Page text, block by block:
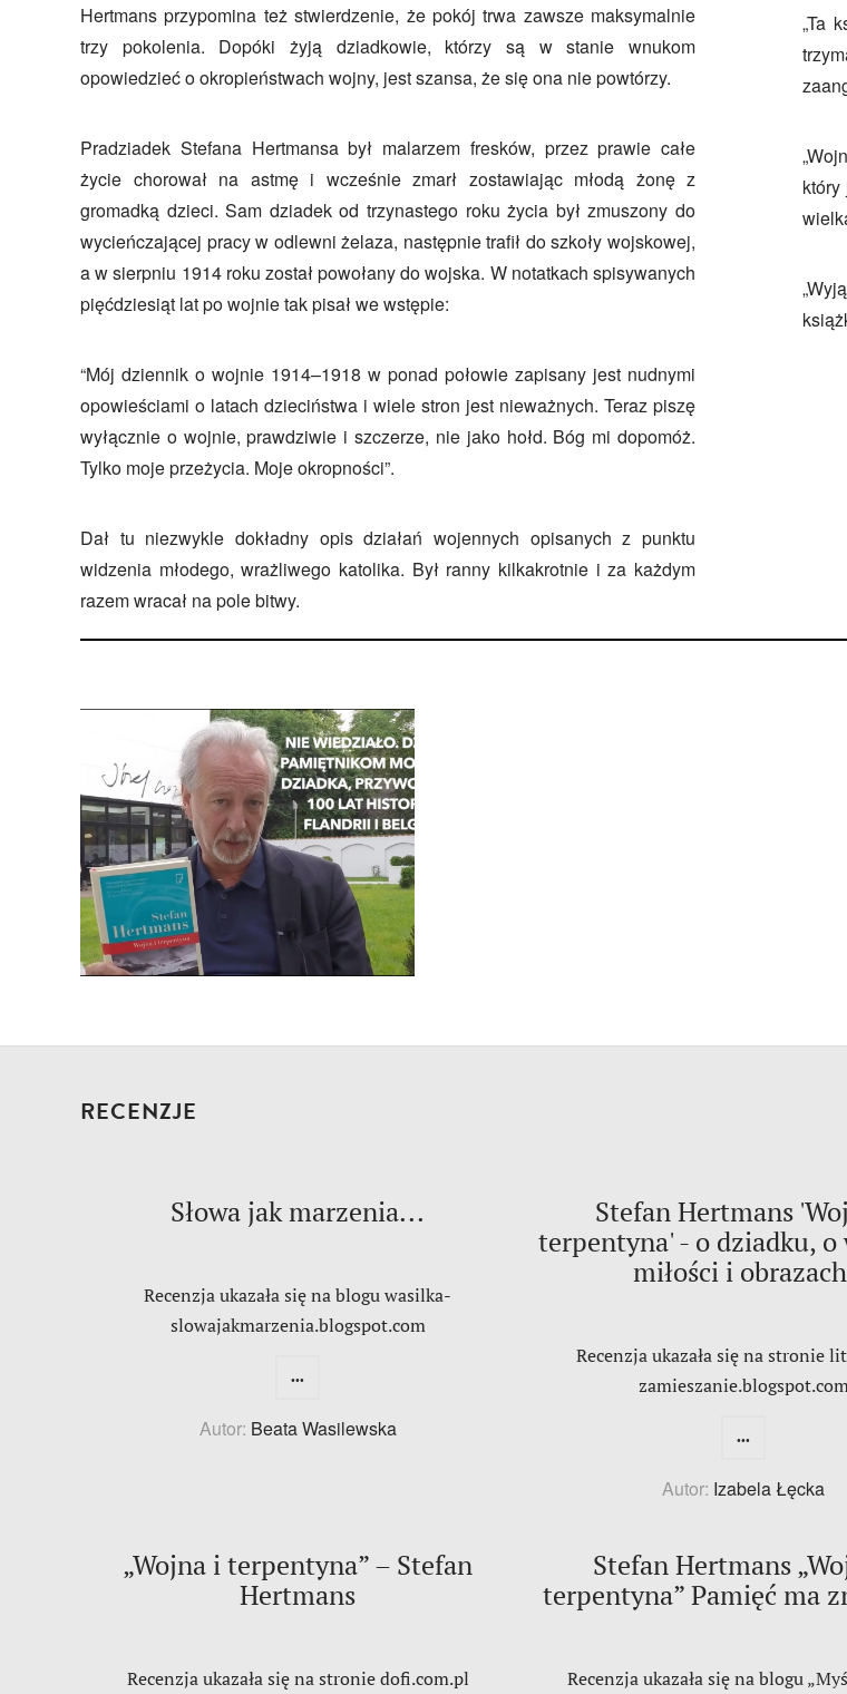
Hertmans przypomina też stwierdzenie, że pokój trwa zawsze maksymalnie
trzy pokolenia. Dopóki żyją dziadkowie, którzy są w stanie wnukom
opowiedzieć o okropieństwach wojny, jest szansa, że się ona nie powtórzy.
Pradziadek Stefana Hertmansa był malarzem fresków, przez prawie całe
życie chorował na astmę i wcześnie zmarł zostawiając młodą żonę z
gromadką dzieci. Sam dziadek od trzynastego roku życia był zmuszony do
wycieńczającej pracy w odlewni żelaza, następnie trafił do szkoły wojskowej,
a w sierpniu 1914 roku został powołany do wojska. W notatkach spisywanych
pięćdziesiąt lat po wojnie tak pisał we wstępie:
“Mój dziennik o wojnie 1914–1918 w ponad połowie zapisany jest nudnymi
opowieściami o latach dzieciństwa i wiele stron jest nieważnych. Teraz piszę
wyłącznie o wojnie, prawdziwie i szczerze, nie jako hołd. Bóg mi dopomóż.
Tylko moje przeżycia. Moje okropności”.
Dał tu niezwykle dokładny opis działań wojennych opisanych z punktu
widzenia młodego, wrażliwego katolika. Był ranny kilkakrotnie i za każdym
razem wracał na pole bitwy.
„Ta
RECENZJE
Słowa jak marzenia...
Recenzja ukazała się na blogu wasilka-
slowajakmarzenia.blogspot.com
...
Autor: Beata Wasilewska
Stefan Hertmans
terpentyna' - o dziadku, o
miłości i
Recenzja ukazała się na stronie
...
Autor: Izabela Łęcka
„Wojna i terpentyna” – Stefan
Hertmans
Recenzja ukazała się na stronie dofi.com.pl
Stefan Hertmans
terpentyna” Pamięć ma
Recenzja ukazała się na blogu